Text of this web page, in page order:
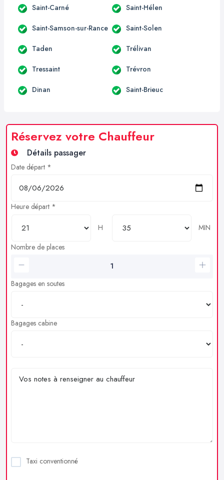
Saint-Carné Saint-Hélen
Saint-Samson-sur-Rance Saint-Solen
Taden Trélivan
Tressaint Trévron
Dinan Saint-Brieuc
Réservez votre Chauffeur
Détails passager
Date départ *
Heure départ *
H
MIN
Nombre de places
Bagages en soutes
Bagages cabine
Taxi conventionné